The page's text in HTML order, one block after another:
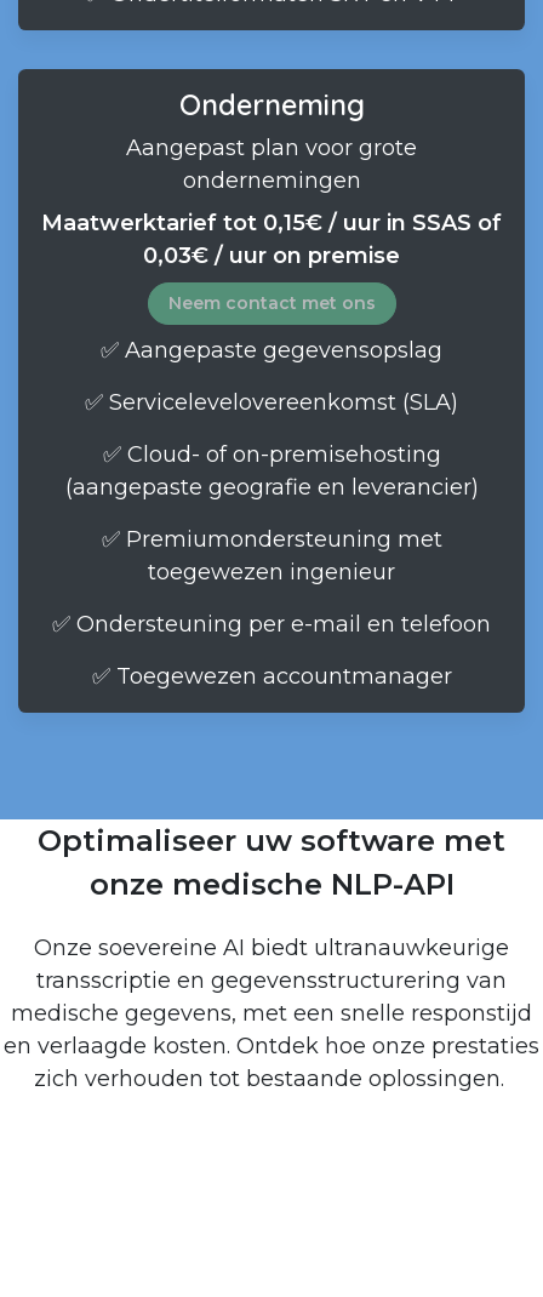
Onderneming
Aangepast plan voor grote
ondernemingen
Maatwerktarief tot 0,15€ / uur in SSAS of
0,03€ / uur on premise
Neem contact met ons
✅ Aangepaste gegevensopslag
✅ Servicelevelovereenkomst (SLA)
✅ Cloud- of on-premisehosting
(aangepaste geografie en leverancier)
✅ Premiumondersteuning met
toegewezen ingenieur
✅ Ondersteuning per e-mail en telefoon
✅ Toegewezen accountmanager
Optimaliseer uw software met
onze medische NLP-API
Onze soevereine AI biedt ultranauwkeurige
transscriptie en gegevensstructurering van
medische gegevens, met een snelle responstijd
en verlaagde kosten. Ontdek hoe onze prestaties
zich verhouden tot bestaande oplossingen.